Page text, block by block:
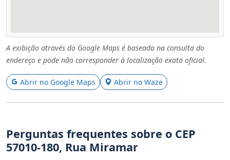
A exibição através do Google Maps é baseada na consulta do
endereço e pode não corresponder à localização exata oficial.
Abrir no Google Maps Abrir no Waze
Perguntas frequentes sobre o CEP
57010-180, Rua Miramar